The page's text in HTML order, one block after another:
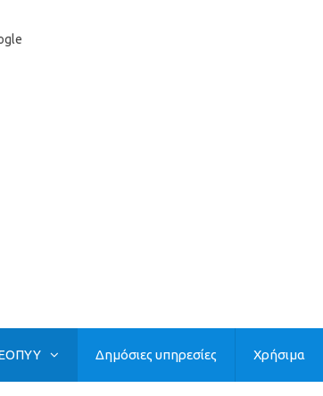
Δημόσιες υπηρεσίες Χρήσιμα